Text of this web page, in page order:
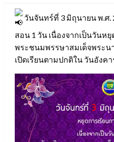
วันจันทร์ที่ 3 มิถุนายน พ.ศ.
สอน 1 วัน เนื่องจากเป็นวันห
พระชนมพรรษาสมเด็จพระน
เปิดเรียนตามปกติใน วันอังค